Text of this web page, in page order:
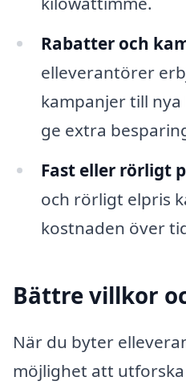
Rabatter och
elleverantörer
kampanjer till
ge extra
Fast eller rörligt
och rörligt elpris
kostnaden över
Bättre villkor
När du byter
möjlighet att